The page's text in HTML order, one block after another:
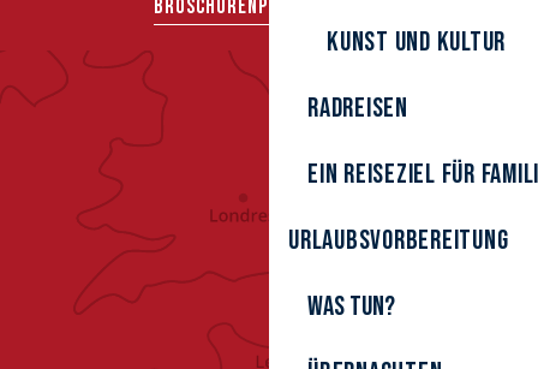
Kunst und Kultur
Radreisen
Ein Reiseziel für
Urlaubsvorbereitung
Was tun?
BROSCHÜRENPRESSEBEREICH